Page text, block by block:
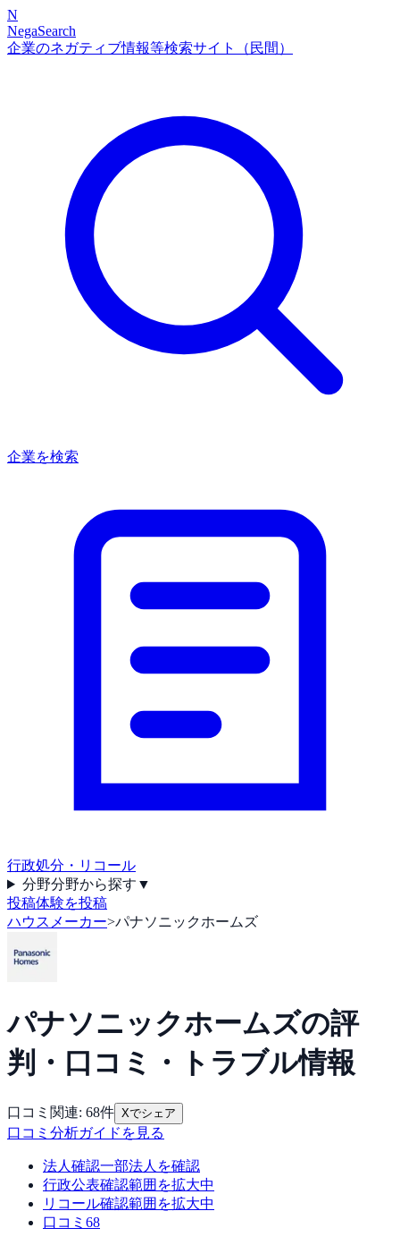
N
NegaSearch
企業のネガティブ情報等検索サイト（民間）
企業を検索
行政処分・リコール
分野分野から探す ▼
投稿体験を投稿
ハウスメーカー>パナソニックホームズ
パナソニックホームズの評
判・口コミ・トラブル情報
口コミ関連: 68件 Xでシェア
口コミ分析ガイドを見る
法人確認一部法人を確認
行政公表確認範囲を拡大中
リコール確認範囲を拡大中
口コミ 68